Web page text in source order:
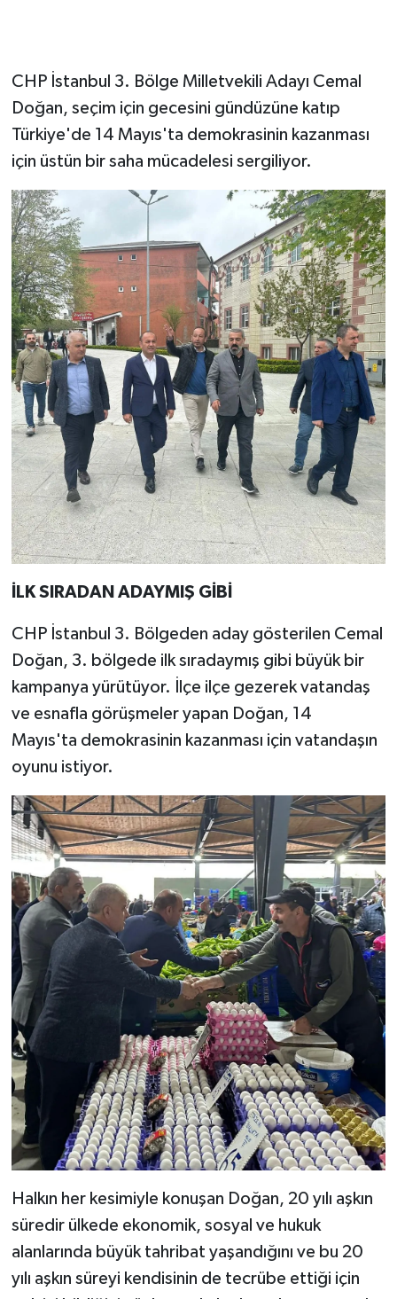
CHP İstanbul 3. Bölge Milletvekili Adayı Cemal
Doğan, seçim için gecesini gündüzüne katıp
Türkiye'de 14 Mayıs'ta demokrasinin kazanması
için üstün bir saha mücadelesi sergiliyor.
İLK SIRADAN ADAYMIŞ GİBİ
CHP İstanbul 3. Bölgeden aday gösterilen Cemal
Doğan, 3. bölgede ilk sıradaymış gibi büyük bir
kampanya yürütüyor. İlçe ilçe gezerek vatandaş
ve esnafla görüşmeler yapan Doğan, 14
Mayıs'ta demokrasinin kazanması için vatandaşın
oyunu istiyor.
Halkın her kesimiyle konuşan Doğan, 20 yılı aşkın
süredir ülkede ekonomik, sosyal ve hukuk
alanlarında büyük tahribat yaşandığını ve bu 20
yılı aşkın süreyi kendisinin de tecrübe ettiği için